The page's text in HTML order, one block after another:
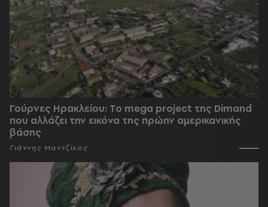
Γούρνες Ηρακλείου: To mega project της Dimand
που αλλάζει την εικόνα της πρώην αμερικανικής
βάσης
Γιάννης Μαντζίκος